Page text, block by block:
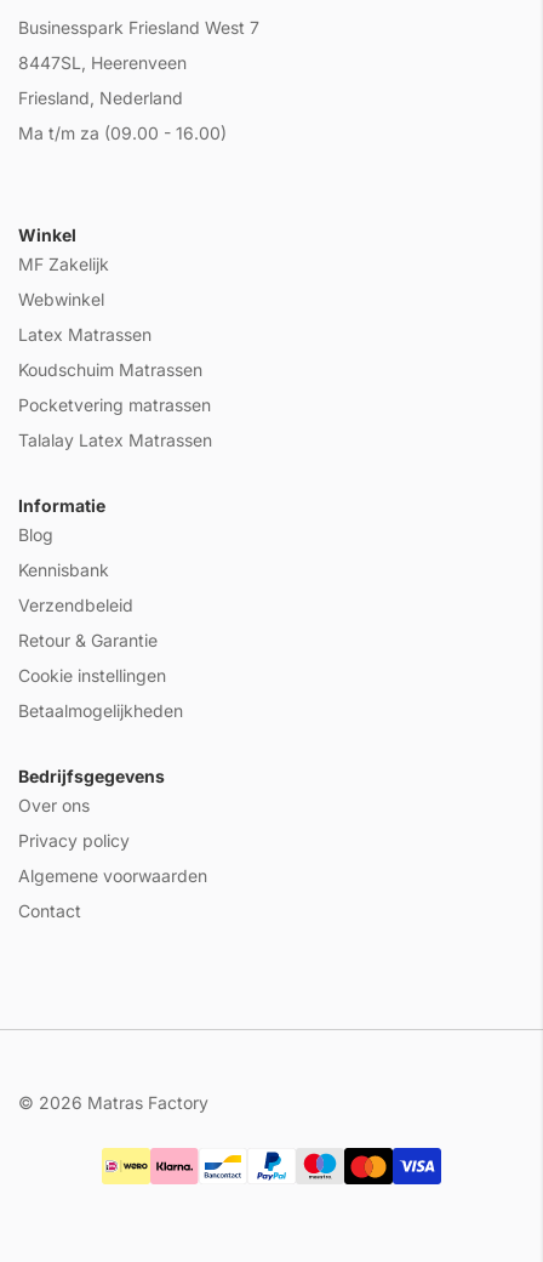
Businesspark Friesland West 7
8447SL, Heerenveen
Friesland, Nederland
Ma t/m za (09.00 - 16.00)
Winkel
MF Zakelijk
Webwinkel
Latex Matrassen
Koudschuim Matrassen
Pocketvering matrassen
Talalay Latex Matrassen
Informatie
Blog
Kennisbank
Verzendbeleid
Retour & Garantie
Cookie instellingen
Betaalmogelijkheden
Bedrijfsgegevens
Over ons
Privacy policy
Algemene voorwaarden
Contact
© 2026 Matras Factory